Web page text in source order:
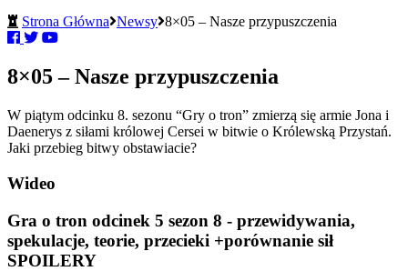
Strona Główna Newsy 8×05 – Nasze przypuszczenia
8×05 – Nasze przypuszczenia
W piątym odcinku 8. sezonu “Gry o tron” zmierzą się armie Jona i
Daenerys z siłami królowej Cersei w bitwie o Królewską Przystań.
Jaki przebieg bitwy obstawiacie?
Wideo
Gra o tron odcinek 5 sezon 8 - przewidywania,
spekulacje, teorie, przecieki +porównanie sił
SPOILERY